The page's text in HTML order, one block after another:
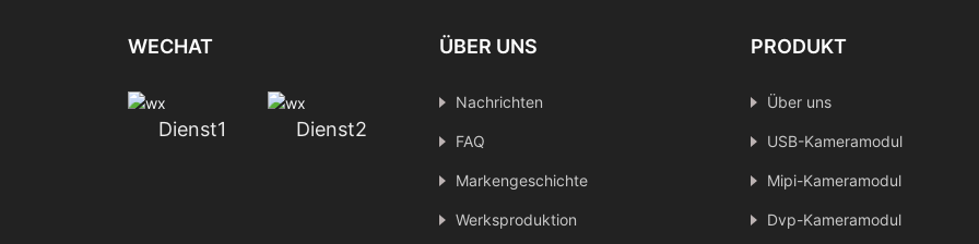
WECHAT
Dienst1 Dienst2
ÜBER UNS
Nachrichten
FAQ
Markengeschichte
Werksproduktion
PRODUKT
Über uns
USB-Kameramodul
Mipi-Kameramodul
Dvp-Kameramodul